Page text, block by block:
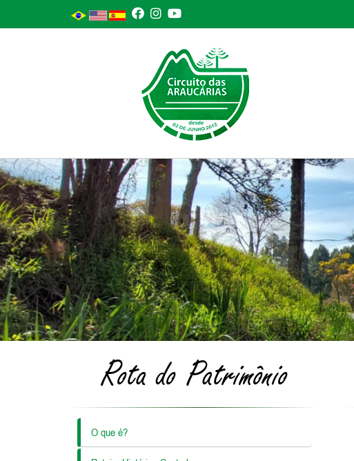
Rota do Patrimônio
O que é?